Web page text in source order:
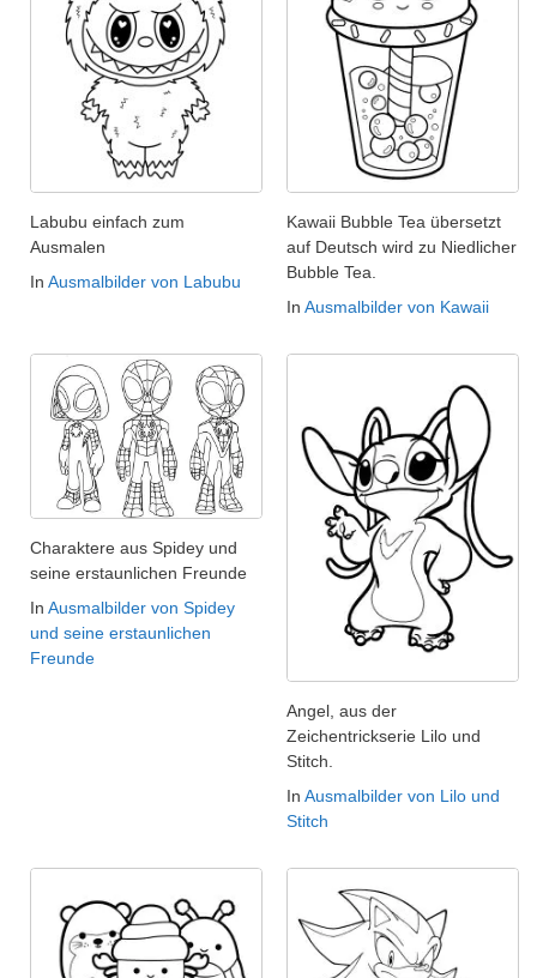
Labubu einfach zum
Ausmalen
In Ausmalbilder von Labubu
Kawaii Bubble Tea übersetzt
auf Deutsch wird zu Niedlicher
Bubble Tea.
In Ausmalbilder von Kawaii
Charaktere aus Spidey und
seine erstaunlichen Freunde
In Ausmalbilder von Spidey
und seine erstaunlichen
Freunde
Angel, aus der
Zeichentrickserie Lilo und
Stitch.
In Ausmalbilder von Lilo und
Stitch